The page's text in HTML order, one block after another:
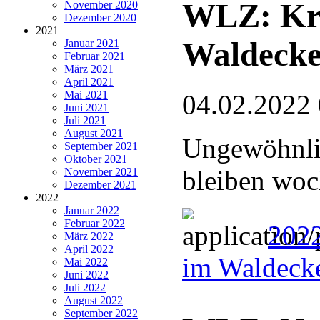
November 2020
Dezember 2020
2021
Januar 2021
Februar 2021
März 2021
April 2021
Mai 2021
Juni 2021
Juli 2021
August 2021
September 2021
Oktober 2021
November 2021
Dezember 2021
2022
Januar 2022
Februar 2022
März 2022
April 2022
Mai 2022
Juni 2022
Juli 2022
August 2022
September 2022
WLZ:
04.02.2022
bleiben
im